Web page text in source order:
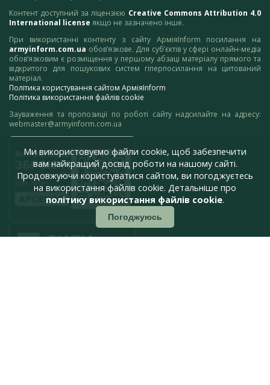
Контент доступний за ліцензією Creative Commons Attribution 4.0
International license якщо не зазначено інше.
При використанні контенту з сайту АрміяInform посилання на
armyinform.com.ua обов’язкове. Для суб’єктів у сфері онлайн-медіа
обов’язковим є розміщення у першому абзаці матеріалу прямого та
відкритого для пошукових систем гіперпосилання на цитований
матеріал.
Політика користування сайтом АрміяInform
Політика використання файлів cookie
Зауваження та пропозиції по роботі сайту надсилайте на адресу:
webmaster@armyinform.com.ua
Ми використовуємо файли cookie, щоб забезпечити
вам найкращий досвід роботи на нашому сайті.
Продовжуючи користуватися сайтом, ви погоджуєтесь
на використання файлів cookie. Детальніше про
політику використання файлів cookie.
Погоджуюсь